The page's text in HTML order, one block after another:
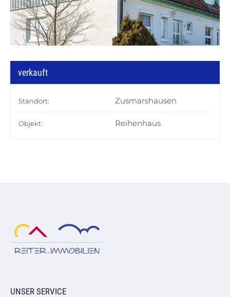
verkauft
Standort: Zusmarshausen
Objekt: Reihenhaus
UNSER SERVICE